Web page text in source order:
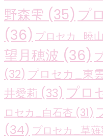
野森雫 (35) プ
(36) プロセカ_暁
望月穂波 (36)
(32) プロセカ_東
井愛莉 (33) プロ
ロセカ_白石杏 (31)
(34) プロセカ_草薙